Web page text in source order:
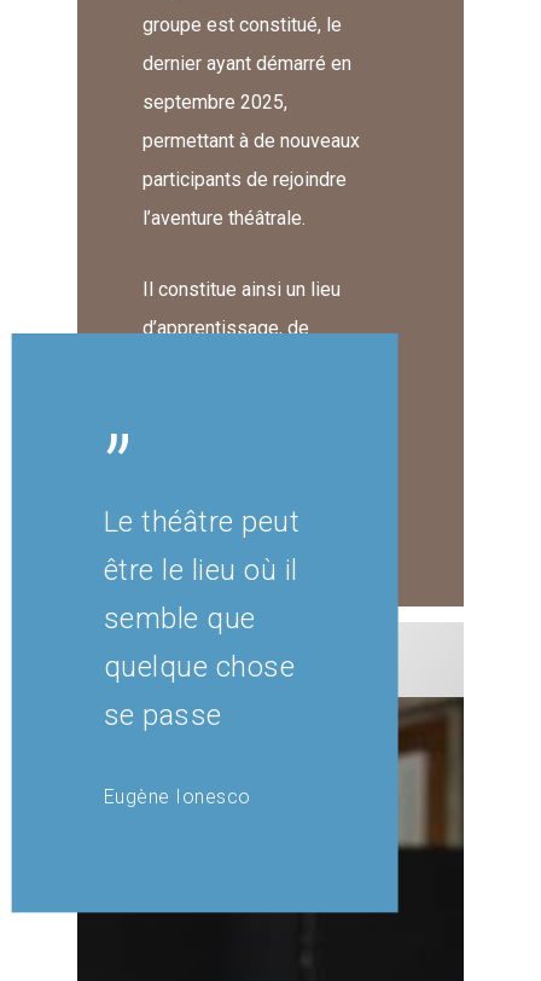
groupe est constitué, le
dernier ayant démarré en
septembre 2025,
permettant à de nouveaux
participants de rejoindre
l’aventure théâtrale.
Il constitue ainsi un lieu
d’apprentissage, de
personnel de chacun.
”
Le théâtre peut
être le lieu où il
semble que
quelque chose
se passe
Eugène Ionesco